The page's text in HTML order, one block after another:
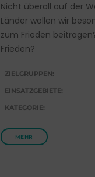
Nicht überall auf der
Länder wollen wir
zum Frieden
Frieden?
ZIELGRUPPEN:
EINSATZGEBIETE:
KATEGORIE:
MEHR